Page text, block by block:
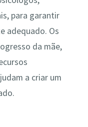
para garantir
adequado. Os
da mãe,
a criar um